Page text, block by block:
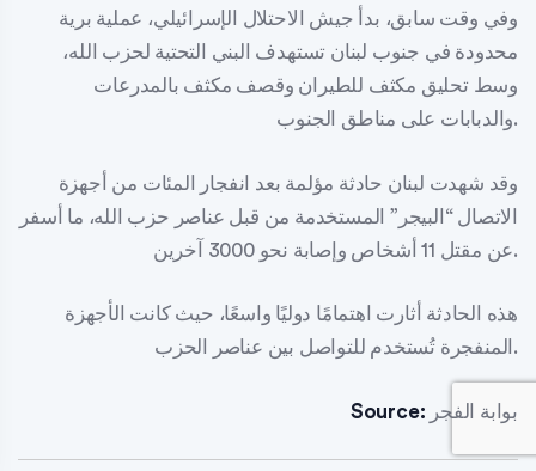
وفي وقت سابق، بدأ جيش الاحتلال الإسرائيلي، عملية برية
محدودة في جنوب لبنان تستهدف البني التحتية لحزب الله،
وسط تحليق مكثف للطيران وقصف مكثف بالمدرعات
والدبابات على مناطق الجنوب.
وقد شهدت لبنان حادثة مؤلمة بعد انفجار المئات من أجهزة
الاتصال “البيجر” المستخدمة من قبل عناصر حزب الله، ما أسفر
عن مقتل 11 أشخاص وإصابة نحو 3000 آخرين.
هذه الحادثة أثارت اهتمامًا دوليًا واسعًا، حيث كانت الأجهزة
المنفجرة تُستخدم للتواصل بين عناصر الحزب.
Source: بوابة الفجر